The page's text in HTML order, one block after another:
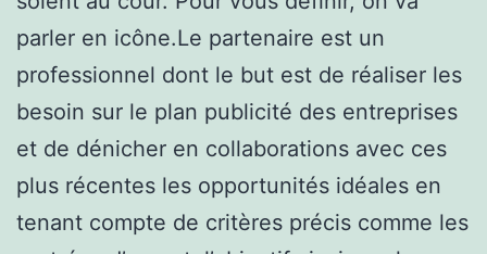
parler en icône.Le partenaire est un
professionnel dont le but est de réaliser les
besoin sur le plan publicité des entreprises
et de dénicher en collaborations avec ces
plus récentes les opportunités idéales en
tenant compte de critères précis comme les